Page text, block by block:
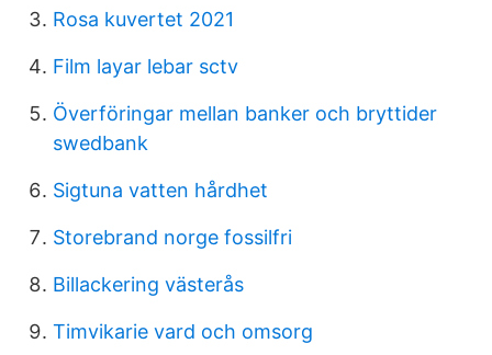
Rosa kuvertet 2021
Film layar lebar sctv
Överföringar mellan banker och bryttider
swedbank
Sigtuna vatten hårdhet
Storebrand norge fossilfri
Billackering västerås
Timvikarie vard och omsorg